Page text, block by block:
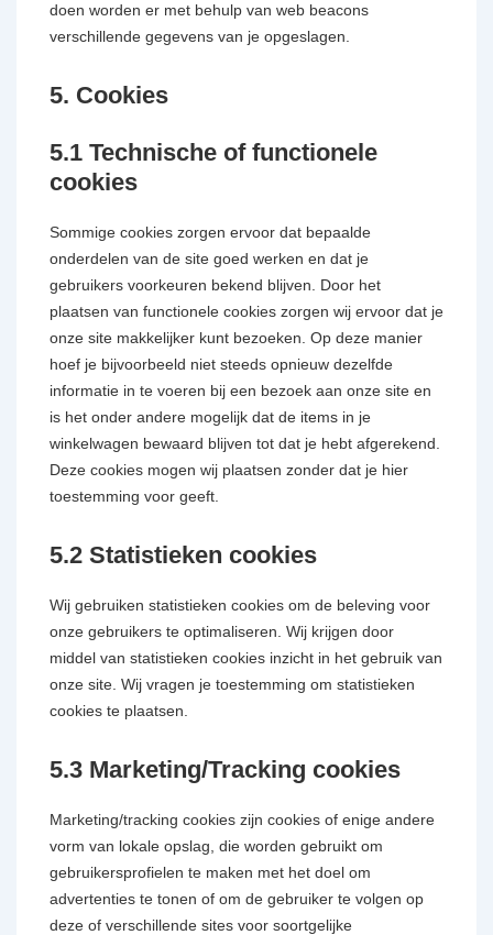
doen worden er met behulp van web beacons
verschillende gegevens van je opgeslagen.
5. Cookies
5.1 Technische of functionele
cookies
Sommige cookies zorgen ervoor dat bepaalde
onderdelen van de site goed werken en dat je
gebruikers voorkeuren bekend blijven. Door het
plaatsen van functionele cookies zorgen wij ervoor dat je
onze site makkelijker kunt bezoeken. Op deze manier
hoef je bijvoorbeeld niet steeds opnieuw dezelfde
informatie in te voeren bij een bezoek aan onze site en
is het onder andere mogelijk dat de items in je
winkelwagen bewaard blijven tot dat je hebt afgerekend.
Deze cookies mogen wij plaatsen zonder dat je hier
toestemming voor geeft.
5.2 Statistieken cookies
Wij gebruiken statistieken cookies om de beleving voor
onze gebruikers te optimaliseren. Wij krijgen door
middel van statistieken cookies inzicht in het gebruik van
onze site. Wij vragen je toestemming om statistieken
cookies te plaatsen.
5.3 Marketing/Tracking cookies
Marketing/tracking cookies zijn cookies of enige andere
vorm van lokale opslag, die worden gebruikt om
gebruikersprofielen te maken met het doel om
advertenties te tonen of om de gebruiker te volgen op
deze of verschillende sites voor soortgelijke